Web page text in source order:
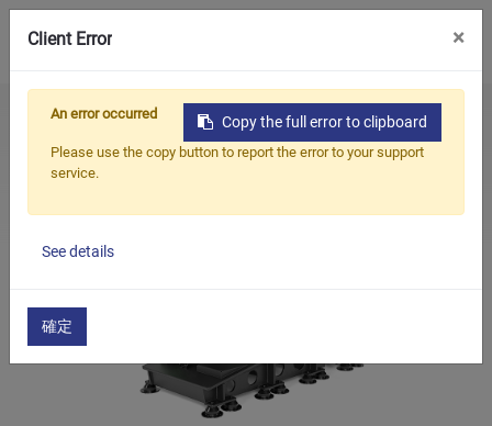
Aplicaciones
Sobre nosotros
Contáctenos
Home Products
Trituradora
Máquina trituradora de plástico de la serie GP para moler
tubos de plástico largos
Client Error ×
Copy the full error to clipboard
An error occurred
Please use the copy button to report the error to your support
service.
See details
確定